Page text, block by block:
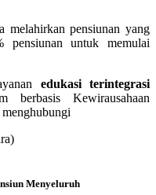
melahirkan pensiunan yang
pensiunan untuk memulai
edukasi terintegrasi
berbasis Kewirausahaan
Menyeluruh